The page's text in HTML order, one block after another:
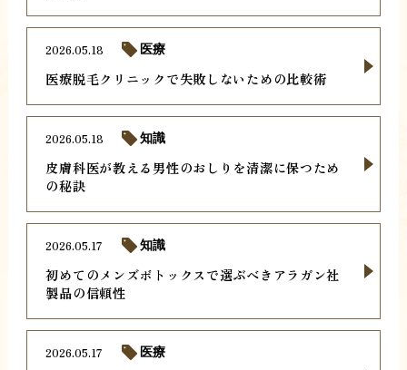
医療脱毛クリニックで失敗しないための比較術
2026.05.18 医療
皮膚科医が教える男性のおしりを清潔に保つため
の秘訣
2026.05.18 知識
初めてのメンズボトックスで選ぶべきアラガン社
製品の信頼性
2026.05.17 知識
2026.05.17 医療